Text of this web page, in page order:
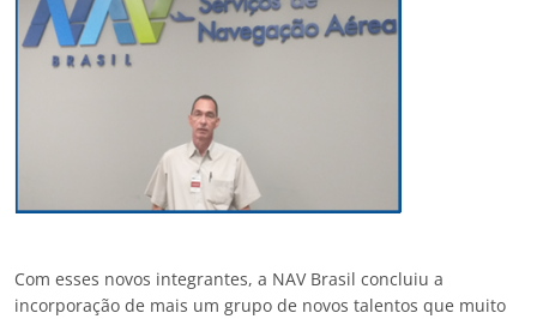
Com esses novos integrantes, a NAV Brasil concluiu a
incorporação de mais um grupo de novos talentos que muito